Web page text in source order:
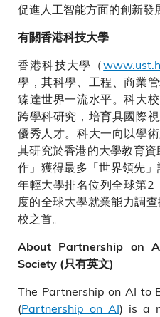
促進人工智能方面的創新發
有關香港科技大學
香港科技大學（
學，其科學、工程、商業
臻達世界一流水平。科大
跨學科研究，培育具國際
優秀人才。科大一向以學
其研究於香港的大學教育
作」獲得最多「世界領先」
年輕大學排名位列全球第
度的全球大學就業能力調
校之首。
About Partnership on
Society (只有英文)
The Partnership on AI to
(Partnership on AI) is a